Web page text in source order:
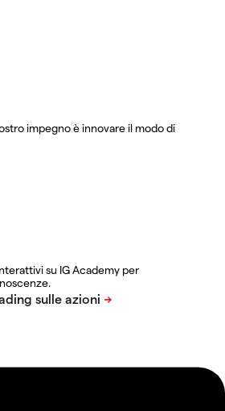
impegno è innovare il modo di
su IG Academy per